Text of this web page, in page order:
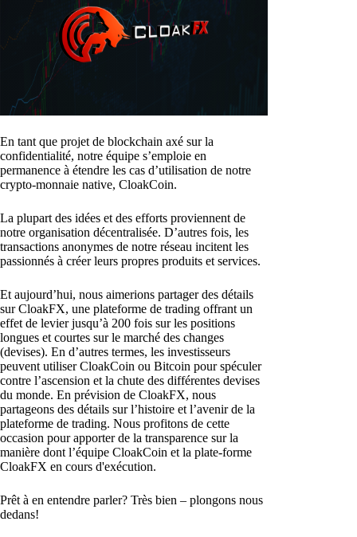
En tant que projet de blockchain axé sur la
confidentialité, notre équipe s’emploie en
permanence à étendre les cas d’utilisation de notre
crypto-monnaie native, CloakCoin.
La plupart des idées et des efforts proviennent de
notre organisation décentralisée. D’autres fois, les
transactions anonymes de notre réseau incitent les
passionnés à créer leurs propres produits et services.
Et aujourd’hui, nous aimerions partager des détails
sur CloakFX, une plateforme de trading offrant un
effet de levier jusqu’à 200 fois sur les positions
longues et courtes sur le marché des changes
(devises). En d’autres termes, les investisseurs
peuvent utiliser CloakCoin ou Bitcoin pour spéculer
contre l’ascension et la chute des différentes devises
du monde. En prévision de CloakFX, nous
partageons des détails sur l’histoire et l’avenir de la
plateforme de trading. Nous profitons de cette
occasion pour apporter de la transparence sur la
manière dont l’équipe CloakCoin et la plate-forme
CloakFX en cours d'exécution.
Prêt à en entendre parler? Très bien – plongons nous
dedans!